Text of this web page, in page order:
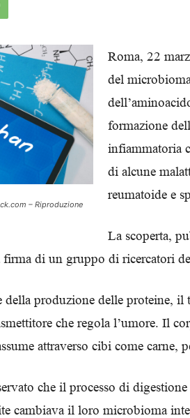
– Riproduzione
Roma, 22
del
formazione
infiammatoria
di alcune
reumatoide e
La scoperta,
di un gruppo di ricercatori
della produzione delle proteine,
che regola l’umore. Il
attraverso cibi come carne,
che il processo di
cambiava il loro microbioma